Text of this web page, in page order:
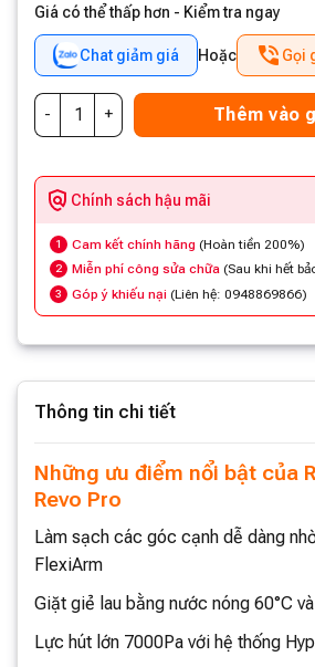
Giá có thể thấp hơn - Kiểm tra ngay
Chat giảm giá Hoặc Gọi
Thêm vào
Chính sách hậu mãi
1 Cam kết chính hãng (Hoàn tiền 200%)
2 Miễn phí công sửa chữa (Sau khi hết
3 Góp ý khiếu nại (Liên hệ: 0948869866)
Thông tin chi tiết
Những ưu điểm nổi bật của
Revo Pro
Làm sạch các góc cạnh dễ dàng
FlexiArm
Giặt giẻ lau bằng nước nóng 60°C
Lực hút lớn 7000Pa với hệ thống